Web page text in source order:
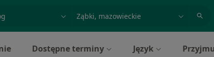
Dostępne terminy Język